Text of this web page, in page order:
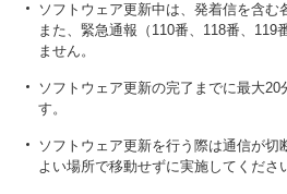
ソフトウェア更新中は、発着信を含む
また、緊急通報（110番、118番、119
ません。
ソフトウェア更新の完了までに最大20
す。
ソフトウェア更新を行う際は通信が
よい場所で移動せずに実施してくださ